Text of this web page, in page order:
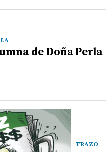
de Doña Perla
TRAZO